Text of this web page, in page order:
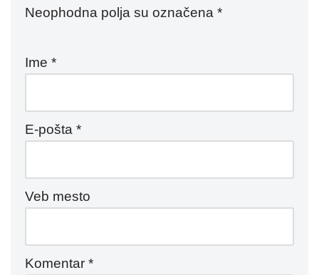
Neophodna polja su označena *
Ime *
E-pošta *
Veb mesto
Komentar *